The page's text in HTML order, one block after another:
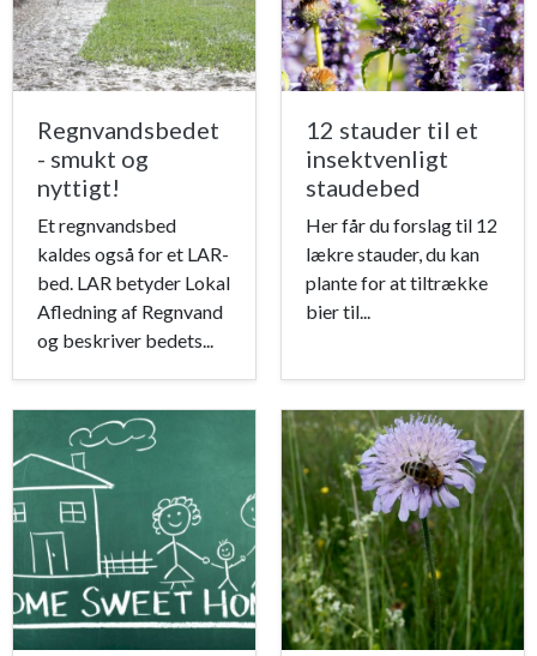
Regnvandsbedet
- smukt og
nyttigt!
Et regnvandsbed
kaldes også for et LAR-
bed. LAR betyder Lokal
Afledning af Regnvand
og beskriver bedets...
12 stauder til et
insektvenligt
staudebed
Her får du forslag til 12
lækre stauder, du kan
plante for at tiltrække
bier til...